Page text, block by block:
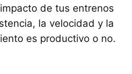
de tus entrenos
la velocidad y la
es productivo o no.